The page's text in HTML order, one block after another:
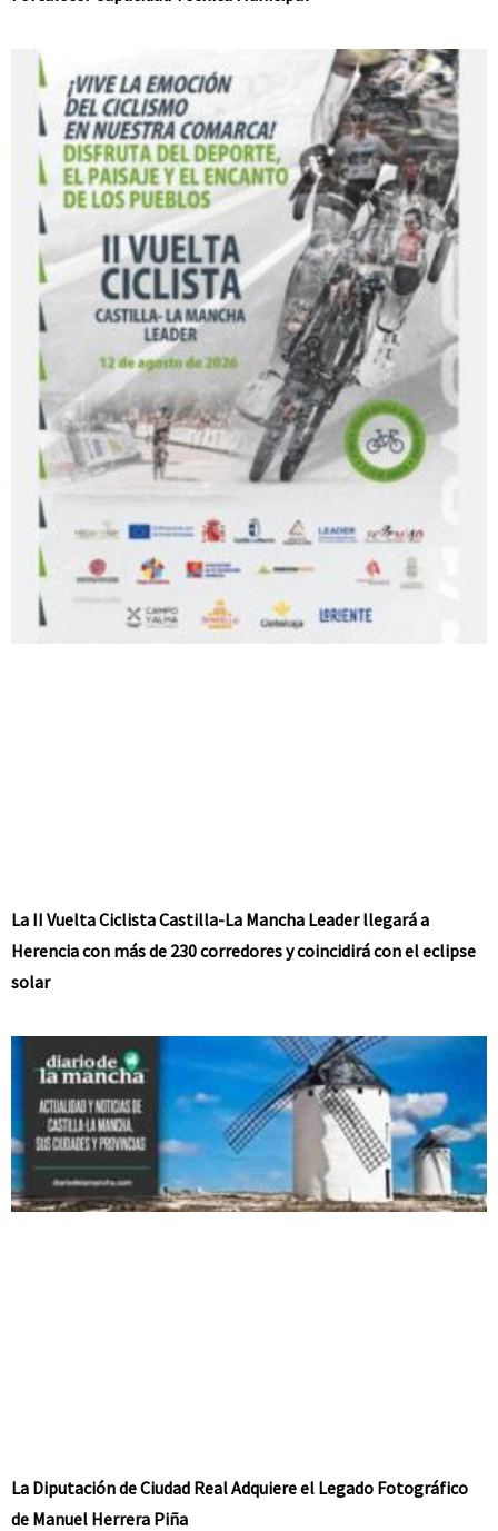
La II Vuelta Ciclista Castilla-La Mancha Leader llegará a
Herencia con más de 230 corredores y coincidirá con el eclipse
solar
La Diputación de Ciudad Real Adquiere el Legado Fotográfico
de Manuel Herrera Piña